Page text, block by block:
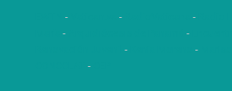
- - -
- -
- -
-